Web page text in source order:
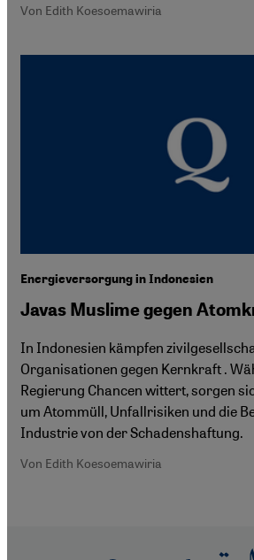
Von Edith Koesoemawiria
Energieversorgung in Indonesien
Javas Muslime gegen
In Indonesien kämpfen
Organisationen gegen Kernkraft .
Regierung Chancen wittert, sorgen
um Atommüll, Unfallrisiken und die
Industrie von der Schadenshaftung.
Von Edith Koesoemawiria